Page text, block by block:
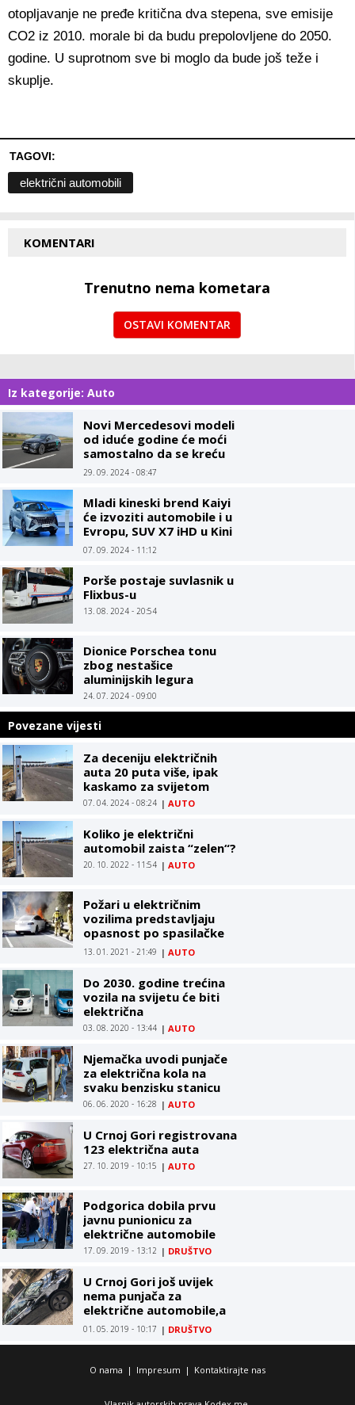
otopljavanje ne pređe kritična dva stepena, sve emisije
CO2 iz 2010. morale bi da budu prepolovljene do 2050.
godine. U suprotnom sve bi moglo da bude još teže i
skuplje.
TAGOVI:
električni automobili
KOMENTARI
Trenutno nema kometara
OSTAVI KOMENTAR
Iz kategorije: Auto
Novi Mercedesovi modeli
od iduće godine će moći
samostalno da se kreću
do brzine od 95 km/h
29. 09. 2024 - 08:47
Mladi kineski brend Kaiyi
će izvoziti automobile i u
Evropu, SUV X7 iHD u Kini
ima bagatelnu cijenu
07. 09. 2024 - 11:12
Porše postaje suvlasnik u
Flixbus-u
13. 08. 2024 - 20:54
Dionice Porschea tonu
zbog nestašice
aluminijskih legura
24. 07. 2024 - 09:00
Povezane vijesti
Za deceniju električnih
auta 20 puta više, ipak
kaskamo za svijetom
07. 04. 2024 - 08:24 | AUTO
Koliko je električni
automobil zaista “zelen“?
20. 10. 2022 - 11:54 | AUTO
Požari u električnim
vozilima predstavljaju
opasnost po spasilačke
službe
13. 01. 2021 - 21:49 | AUTO
Do 2030. godine trećina
vozila na svijetu će biti
električna
03. 08. 2020 - 13:44 | AUTO
Njemačka uvodi punjače
za električna kola na
svaku benzisku stanicu
06. 06. 2020 - 16:28 | AUTO
U Crnoj Gori registrovana
123 električna auta
27. 10. 2019 - 10:15 | AUTO
Podgorica dobila prvu
javnu punionicu za
električne automobile
17. 09. 2019 - 13:12 | DRUŠTVO
U Crnoj Gori još uvijek
nema punjača za
električne automobile,a
sve više u upotrebi
01. 05. 2019 - 10:17 | DRUŠTVO
O nama | Impresum | Kontaktirajte nas